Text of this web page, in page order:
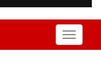
Toggle